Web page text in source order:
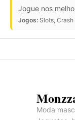
Jogue nos
Jogos: Slots,
Moda